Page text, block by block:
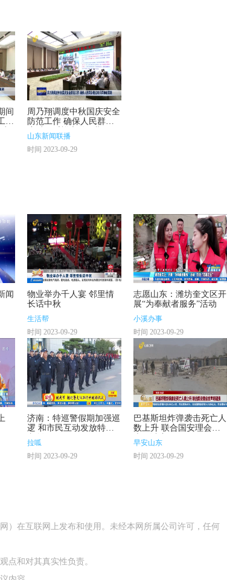
间
作
周乃翔调度中秋国庆安全
防范工作 确保人民群众
度过欢乐祥和的假期
山东新闻联播
时间 2023-09-29
闻
物业举办千人宴 邻里情
长话中秋
生活帮
时间 2023-09-29
志愿山东：潍坊奎文区开
展“为奉献者服务”活动
小溪办事
时间 2023-09-29
济南：特巡警假期加强巡
逻 和市民互动发放特警
文创
拉呱
时间 2023-09-29
巴基斯坦炸弹袭击死亡人
数上升 联合国安理会发
声明谴责
早安山东
时间 2023-09-29
）在互联网上发布和使用。未经本网所属公司许可，任何
点和对其真实性负责。